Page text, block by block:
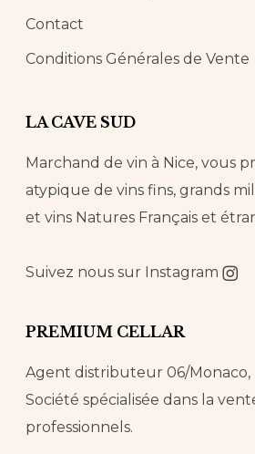
Contact
Conditions Générales de Vente
LA CAVE SUD
Marchand de vin à Nice, vous
atypique de vins fins, grands
et vins Natures Français et
Suivez nous sur Instagram
PREMIUM CELLAR
Agent distributeur 06/Monaco,
Société spécialisée dans la
professionnels.